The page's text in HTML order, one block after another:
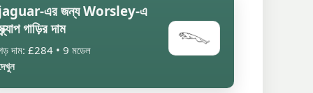
এর জন্য Worsley-এ
গাড়ির দাম
দাম: £284 • 9 মডেল